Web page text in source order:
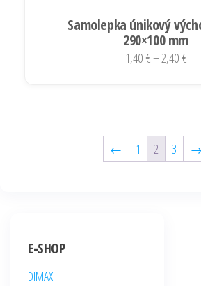
Samolepka únikový
290×100 mm
1,40 €–2,40 €Price
viacero
variantov.
← 1 2 3 →
E-SHOP
DIMAX